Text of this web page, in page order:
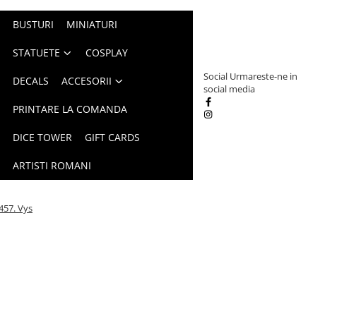
BUSTURI MINIATURI
STATUETE COSPLAY
DECALS ACCESORII
PRINTARE LA COMANDA
DICE TOWER GIFT CARDS
ARTISTI ROMANI
Social Urmareste-ne in
social media
Vys